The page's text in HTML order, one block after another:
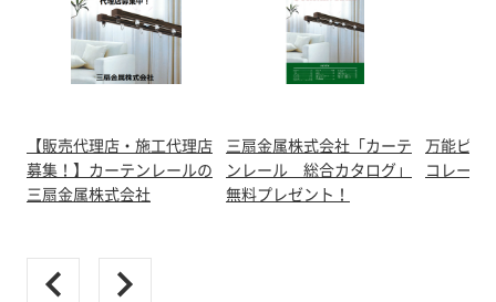
【販売代理店・施工代理店
募集！】カーテンレールの
三扇金属株式会社
三扇金属株式会社「カーテ
ンレール 総合カタログ」
無料プレゼント！
万能ピク
コレール